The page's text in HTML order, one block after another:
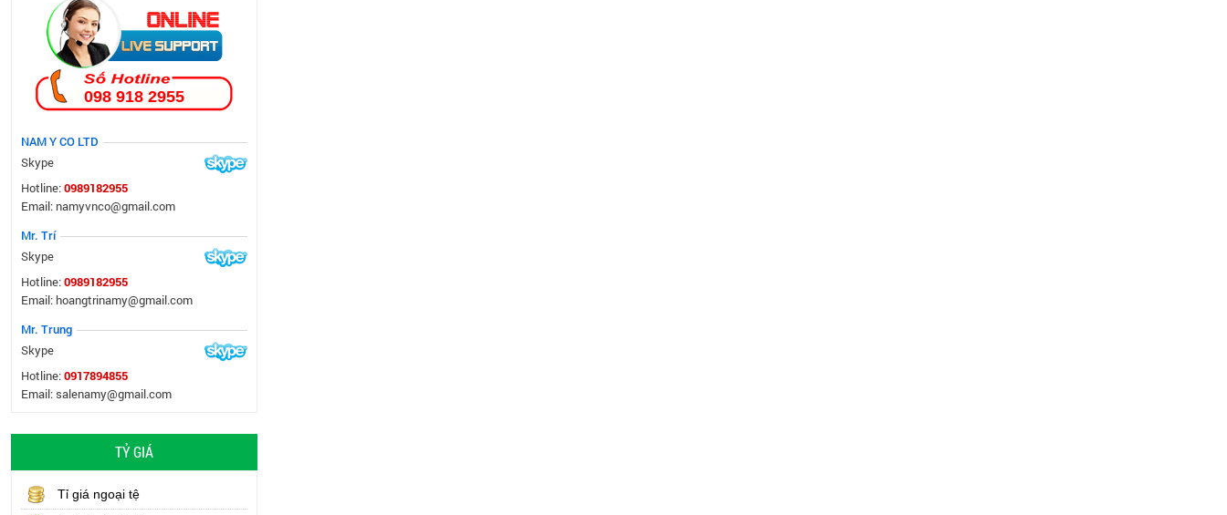
098 918 2955
NAM Y CO LTD
Skype
Hotline:0989182955
Email: namyvnco@gmail.com
Mr. Trí
Skype
Hotline:0989182955
Email: hoangtrinamy@gmail.com
Mr. Trung
Skype
Hotline:0917894855
Email: salenamy@gmail.com
TỶ GIÁ
Tỉ giá ngoại tệ